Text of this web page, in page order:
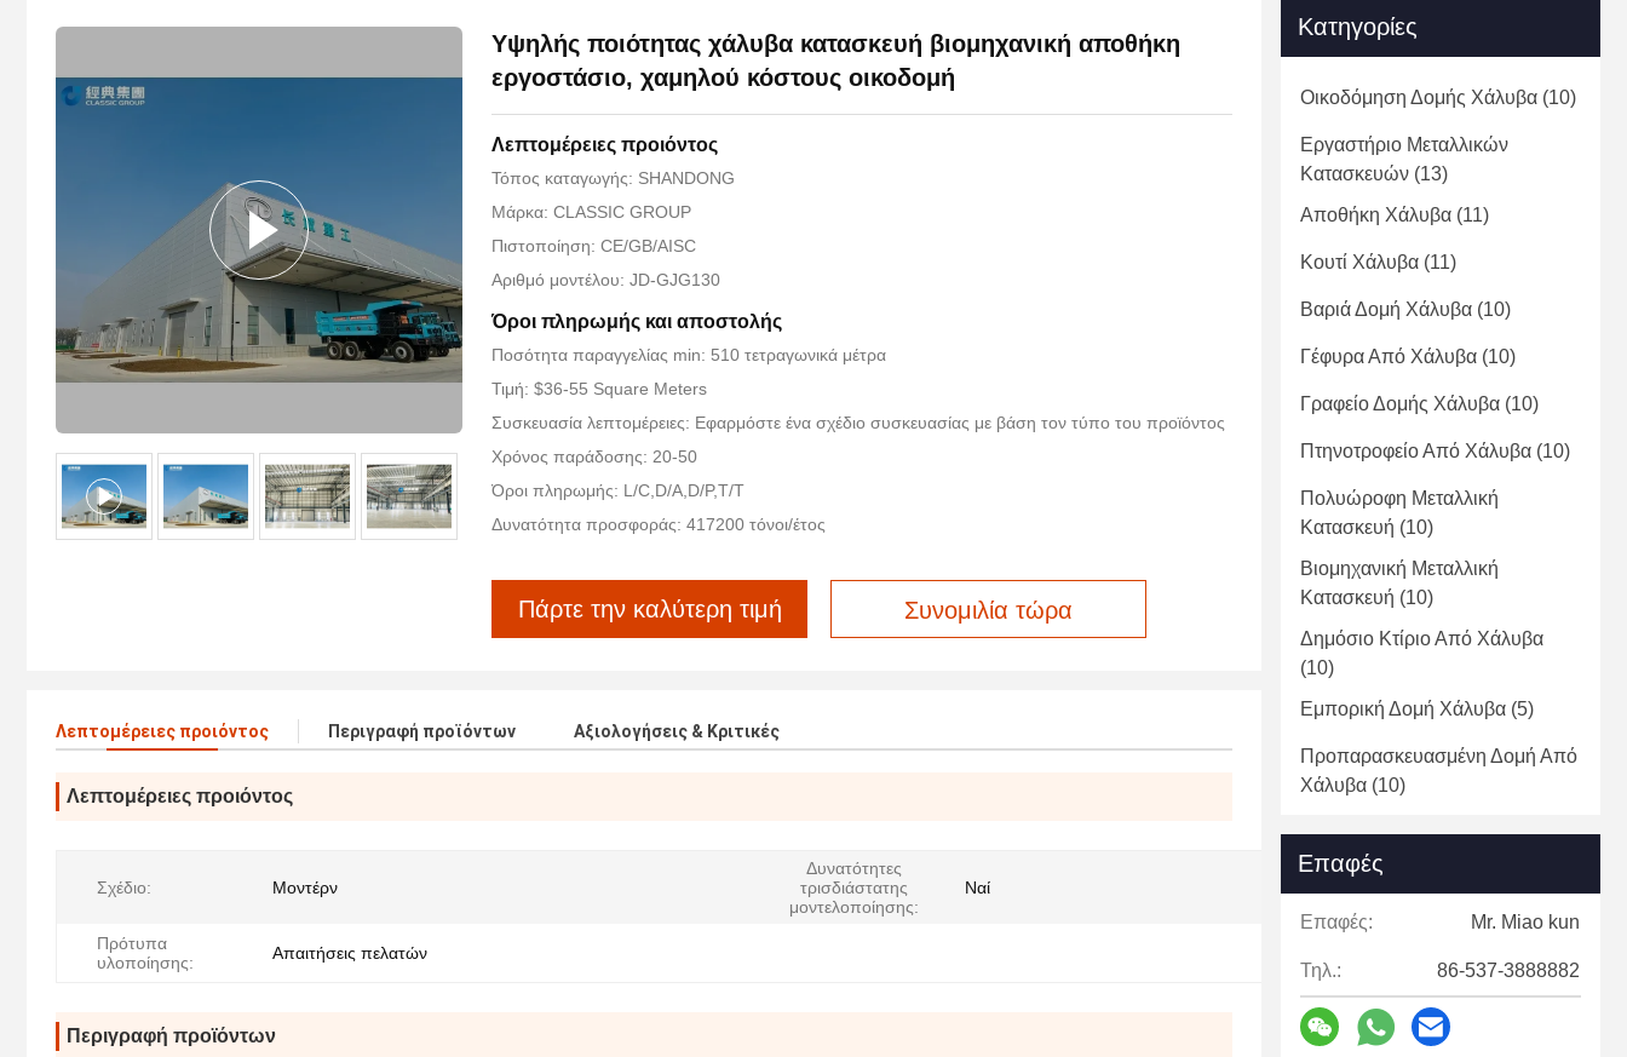
Υψηλής ποιότητας χάλυβα κατασκευή βιομηχανική αποθήκη
εργοστάσιο, χαμηλού κόστους οικοδομή
Λεπτομέρειες προιόντος
Τόπος καταγωγής: SHANDONG
Μάρκα: CLASSIC GROUP
Πιστοποίηση: CE/GB/AISC
Αριθμό μοντέλου: JD-GJG130
Όροι πληρωμής και αποστολής
Ποσότητα παραγγελίας min: 510 τετραγωνικά μέτρα
Τιμή: $36-55 Square Meters
Συσκευασία λεπτομέρειες: Εφαρμόστε ένα σχέδιο συσκευασίας με βάση τον τύπο του προϊόντος
Χρόνος παράδοσης: 20-50
Όροι πληρωμής: L/C,D/A,D/P,T/T
Δυνατότητα προσφοράς: 417200 τόνοι/έτος
Πάρτε την καλύτερη τιμή Συνομιλία τώρα
Λεπτομέρειες προιόντος Περιγραφή προϊόντων Αξιολογήσεις & Κριτικές
Λεπτομέρειες προιόντος
Σχέδιο: Μοντέρν
Δυνατότητες
τρισδιάστατης
μοντελοποίησης:
Ναί
Πρότυπα
υλοποίησης:
Απαιτήσεις πελατών
Περιγραφή προϊόντων
Κατηγορίες
Οικοδόμηση Δομής Χάλυβα (10)
Εργαστήριο Μεταλλικών
Κατασκευών (13)
Αποθήκη Χάλυβα (11)
Κουτί Χάλυβα (11)
Βαριά Δομή Χάλυβα (10)
Γέφυρα Από Χάλυβα (10)
Γραφείο Δομής Χάλυβα (10)
Πτηνοτροφείο Από Χάλυβα (10)
Πολυώροφη Μεταλλική
Κατασκευή (10)
Βιομηχανική Μεταλλική
Κατασκευή (10)
Δημόσιο Κτίριο Από Χάλυβα
(10)
Εμπορική Δομή Χάλυβα (5)
Προπαρασκευασμένη Δομή Από
Χάλυβα (10)
Επαφές
Επαφές: Mr. Miao kun
Τηλ.: 86-537-3888882